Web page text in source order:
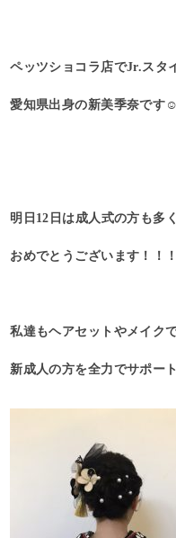
ペッツショコラ店でJr.スタ
愛知県出身の新美季奈です☺︎
明日12日は成人式の方も多
おめでとうございます！！！
私達もヘアセットやメイク
新成人の方を全力でサポー